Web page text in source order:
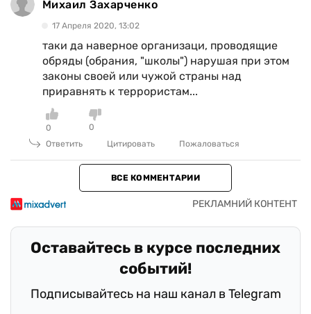
Михаил Захарченко
17 Апреля 2020, 13:02
таки да наверное организаци, проводящие
обряды (обрания, "школы") нарушая при этом
законы своей или чужой страны над
приравнять к террористам...
0
0
Ответить
Цитировать Пожаловаться
ВСЕ КОММЕНТАРИИ
Оставайтесь в курсе последних
событий!
Подписывайтесь на наш канал в Telegram